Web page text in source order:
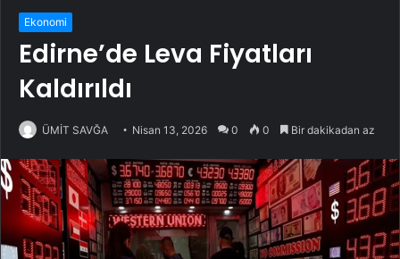
Ekonomi
Edirne’de Leva Fiyatları
Kaldırıldı
ÜMİT SAVĞA Nisan 13, 2026 0 0 Bir dakikadan az